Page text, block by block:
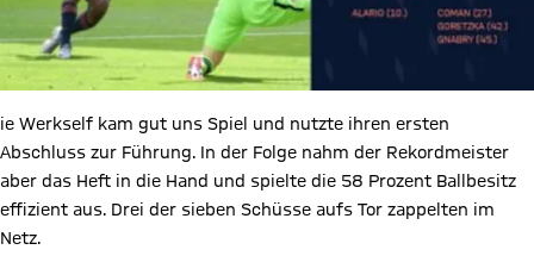
ie Werkself kam gut uns Spiel und nutzte ihren ersten
Abschluss zur Führung. In der Folge nahm der Rekordmeister
aber das Heft in die Hand und spielte die 58 Prozent Ballbesitz
effizient aus. Drei der sieben Schüsse aufs Tor zappelten im
Netz.